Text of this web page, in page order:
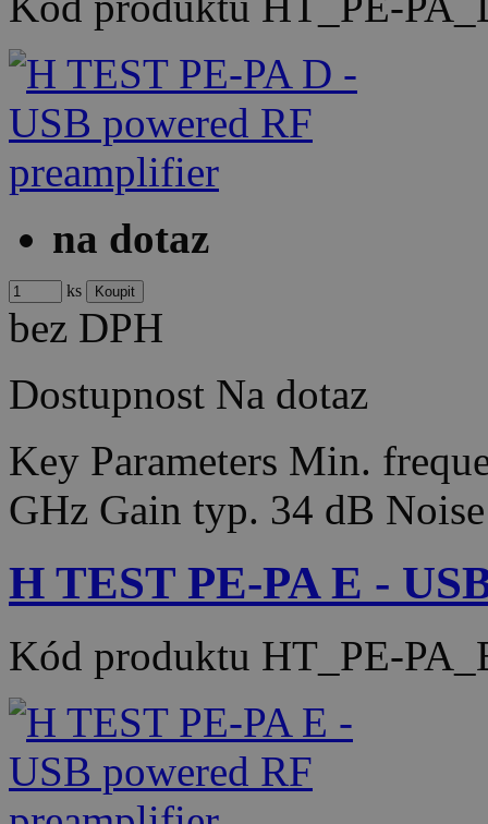
na dotaz
ks
bez DPH
Dostupnost Na dotaz
Key Parameters Min.
GHz Gain typ. 34 dB
H TEST PE-PA E -
Kód produktu HT_PE-